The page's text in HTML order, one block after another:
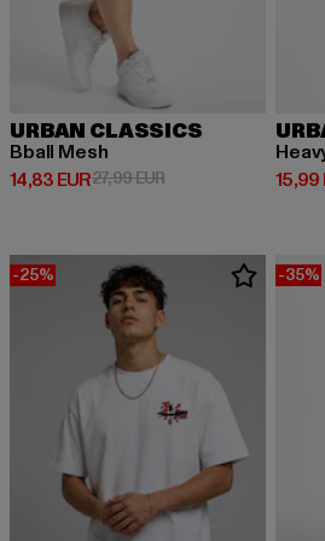
URBAN CLASSICS
Bball Mesh
14,83 EUR
Derzeitiger Preis: 14,83 EUR
27,99 EURAktionspreis: 27,9915,99
-25% -35%